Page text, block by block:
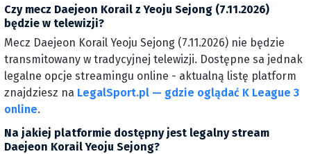
Czy mecz Daejeon Korail z Yeoju Sejong (7.11.2026)
będzie w telewizji?
Mecz Daejeon Korail Yeoju Sejong (7.11.2026) nie będzie
transmitowany w tradycyjnej telewizji. Dostępne sa jednak
legalne opcje streamingu online - aktualną listę platform
znajdziesz na LegalSport.pl — gdzie oglądać K League 3
online.
Na jakiej platformie dostępny jest legalny stream
Daejeon Korail Yeoju Sejong?